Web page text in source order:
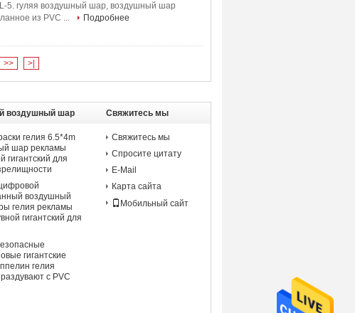
5. гуляя воздушный шар, воздушный шар
из PVC ...
Подробнее
>> >|
воздушный шар
гелия 6.5*4m
шар рекламы
гигантский для
воздушный
гелия рекламы
гигантский для
гигантские
гелия
с PVC
Свяжитесь мы
Свяжитесь мы
Спросите цитату
E-Mail
Карта сайта
Мобильный сайт